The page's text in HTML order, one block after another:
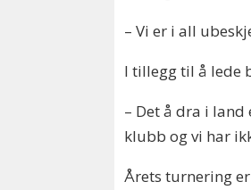
– Vi er i all
I tillegg til å lede
– Det å dra i
klubb og vi har
Årets turnering